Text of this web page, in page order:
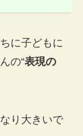
に子どもに
の“表現の
り大きいで